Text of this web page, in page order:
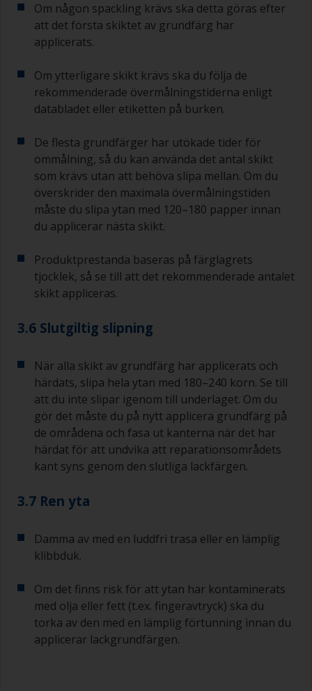
Om någon spackling krävs ska detta göras efter
att det första skiktet av grundfärg har
applicerats.
Om ytterligare skikt krävs ska du följa de
rekommenderade övermålningstiderna enligt
databladet eller etiketten på burken.
De flesta grundfärger har utökade tider för
ommålning, så du kan använda det antal skikt
som krävs utan att behöva slipa mellan. Om du
överskrider den maximala övermålningstiden
måste du slipa ytan med 120–180 papper innan
du applicerar nästa skikt.
Produktprestanda baseras på färglagrets
tjocklek, så se till att det rekommenderade antalet
skikt appliceras.
3.6 Slutgiltig slipning
När alla skikt av grundfärg har applicerats och
härdats, slipa hela ytan med 180–240 korn. Se till
att du inte slipar igenom till underlaget. Om du
gör det måste du på nytt applicera grundfärg på
de områdena och fasa ut kanterna när det har
härdat för att undvika att reparationsområdets
kant syns genom den slutliga lackfärgen.
3.7 Ren yta
Damma av med en luddfri trasa eller en lämplig
klibbduk.
Om det finns risk för att ytan har kontaminerats
med olja eller fett (t.ex. fingeravtryck) ska du
torka av den med en lämplig förtunning innan du
applicerar lackgrundfärgen.